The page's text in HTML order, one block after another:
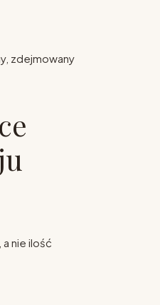
zdejmowany
a nie ilość